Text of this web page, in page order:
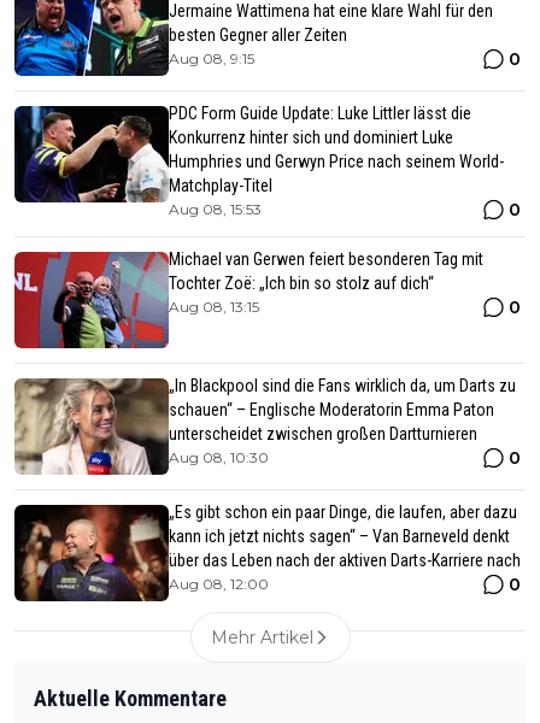
Jermaine Wattimena hat eine klare Wahl für den
besten Gegner aller Zeiten
Aug 08, 9:15 0
PDC Form Guide Update: Luke Littler lässt die
Konkurrenz hinter sich und dominiert Luke
Humphries und Gerwyn Price nach seinem World-
Matchplay-Titel
Aug 08, 15:53 0
Michael van Gerwen feiert besonderen Tag mit
Tochter Zoë: „Ich bin so stolz auf dich“
Aug 08, 13:15 0
„In Blackpool sind die Fans wirklich da, um Darts zu
schauen“ – Englische Moderatorin Emma Paton
unterscheidet zwischen großen Dartturnieren
Aug 08, 10:30 0
„Es gibt schon ein paar Dinge, die laufen, aber dazu
kann ich jetzt nichts sagen“ – Van Barneveld denkt
über das Leben nach der aktiven Darts-Karriere nach
Aug 08, 12:00 0
Mehr Artikel
Aktuelle Kommentare